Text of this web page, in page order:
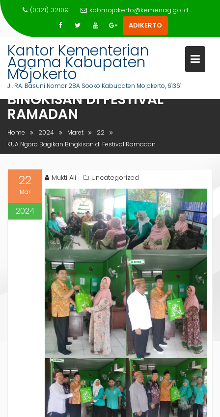
Skip
to
content
(0321) 321091
kabmojokerto@kemenag.go.id
ADIKERTO
Kantor Kementerian
Agama Kabupaten
Mojokerto
Jl. RA. Basuni Nomor 28A Sooko Kabupaten Mojokerto, 61361
KUA NGORO BAGIKAN
BINGKISAN DI FESTIVAL
RAMADAN
Home 2024 Maret
22
KUA Ngoro Bagikan Bingkisan di Festival Ramadan
22
Mar
2024
Mukti Ali Uncategorized